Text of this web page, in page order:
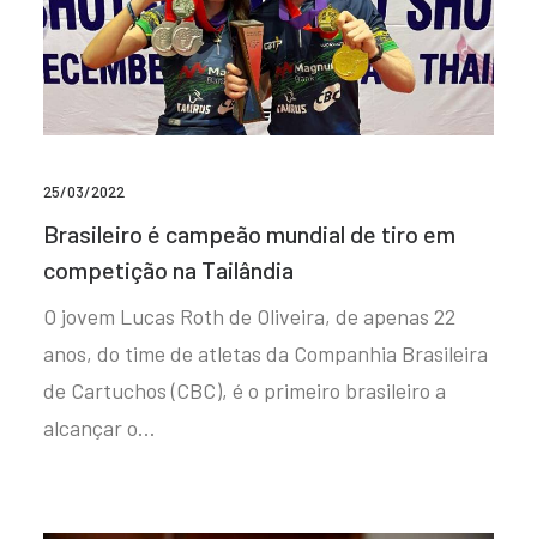
25/03/2022
Brasileiro é campeão mundial de tiro em
competição na Tailândia
O jovem Lucas Roth de Oliveira, de apenas 22
anos, do time de atletas da Companhia Brasileira
de Cartuchos (CBC), é o primeiro brasileiro a
alcançar o…